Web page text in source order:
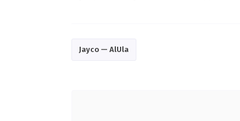
Jayco — AlUla